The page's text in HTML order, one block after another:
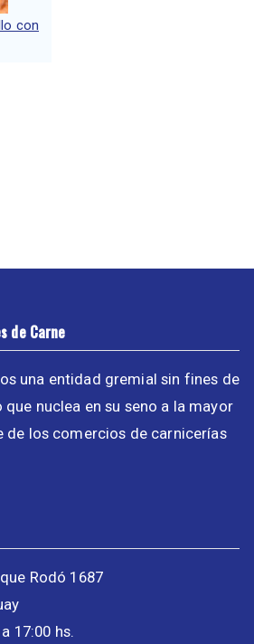
con
de Carne
una entidad gremial sin fines de
que nuclea en su seno a la mayor
de los comercios de carnicerías
Rodó 1687
17:00 hs.